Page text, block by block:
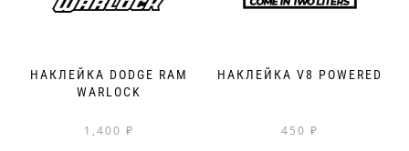
НАКЛЕЙКА DODGE RAM
WARLOCK
1,400 ₽
НАКЛЕЙКА V8 POWERED
450 ₽